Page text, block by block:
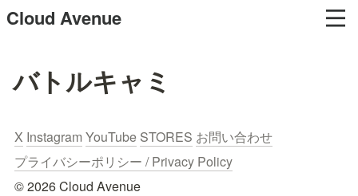
Cloud Avenue
バトルキャミ
X Instagram YouTube STORES お問い合わせ
プライバシーポリシー / Privacy Policy
© 2026 Cloud Avenue